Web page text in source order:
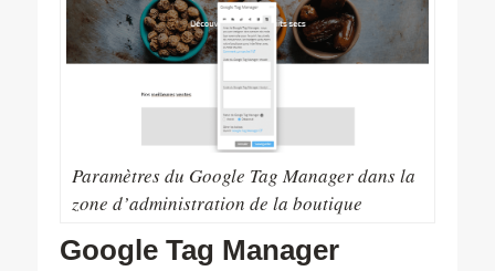
Paramètres du Google Tag Manager dans la
zone d’administration de la boutique
Google Tag Manager